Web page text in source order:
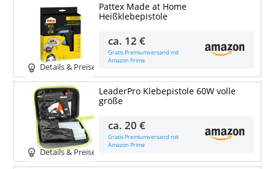
Details & Preise
Pattex Made at Home
Heißklebepistole
ca. 12 €
Gratis Premiumversand mit
Amazon Prime
Details & Preise
LeaderPro Klebepistole 60W volle
größe
ca.20 €
Gratis Premiumversand mit
Amazon Prime